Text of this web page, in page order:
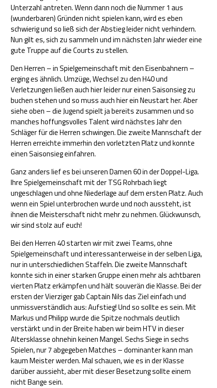
Unterzahl antreten. Wenn dann noch die Nummer 1 aus
(wunderbaren) Gründen nicht spielen kann, wird es eben
schwierig und so ließ sich der Abstieg leider nicht verhindern.
Nun gilt es, sich zu sammeln und im nächsten Jahr wieder eine
gute Truppe auf die Courts zu stellen.
Den Herren – in Spielgemeinschaft mit den Eisenbahnern –
erging es ähnlich. Umzüge, Wechsel zu den H40 und
Verletzungen ließen auch hier leider nur einen Saisonsieg zu
buchen stehen und so muss auch hier ein Neustart her. Aber
siehe oben – die Jugend spielt ja bereits zusammen und so
manches hoffungsvolles Talent wird nächstes Jahr den
Schläger für die Herren schwingen. Die zweite Mannschaft der
Herren erreichte immerhin den vorletzten Platz und konnte
einen Saisonsieg einfahren.
Ganz anders lief es bei unseren Damen 60 in der Doppel-Liga.
Ihre Spielgemeinschaft mit der TSG Rohrbach liegt
ungeschlagen und ohne Niederlage auf dem ersten Platz. Auch
wenn ein Spiel unterbrochen wurde und noch aussteht, ist
ihnen die Meisterschaft nicht mehr zu nehmen. Glückwunsch,
wir sind stolz auf euch!
Bei den Herren 40 starten wir mit zwei Teams, ohne
Spielgemeinschaft und interessanterweise in der selben Liga,
nur in unterschiedlichen Staffeln. Die zweite Mannschaft
konnte sich in einer starken Gruppe einen mehr als achtbaren
vierten Platz erkämpfen und hält souverän die Klasse. Bei der
ersten der Vierziger gab Captain Nils das Ziel einfach und
unmissverständlich aus: Aufstieg! Und so sollte es sein. Mit
Markus und Philipp wurde die Spitze nochmals deutlich
verstärkt und in der Breite haben wir beim HTV in dieser
Altersklasse ohnehin keinen Mangel. Sechs Siege in sechs
Spielen, nur 7 abgegeben Matches – dominanter kann man
kaum Meister werden. Mal schauen, wie es in der Klasse
darüber aussieht, aber mit dieser Besetzung sollte einem
nicht Bange sein.